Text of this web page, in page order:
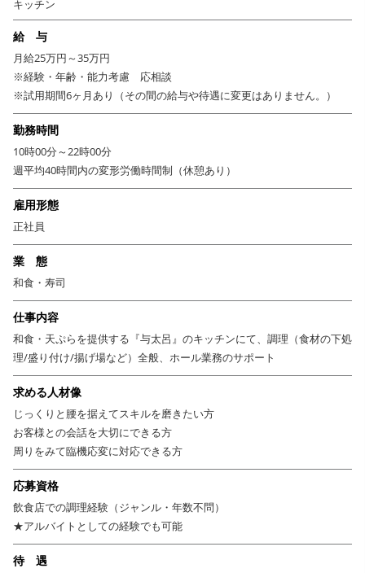
アを重ねれば、副料理長や料理長として店舗運営に携わる道も開けていま
す。
老舗でありながら、若手の育成にも注力。個性に合わせて一
歩ずつ成長できる。
2024年に神姫フードサービスの子会社となり、経営基盤がさらに強化され
ました。老舗と聞くと“見て覚える”文化を想像されるかもしれませんが、
弊社では時代に合わせた育成スタイルを導入。一人ひとりの個性や成長ス
ピードに合わせて丁寧にサポートします。アルバイト経験しかない方や、
社会人デビューの方も大歓迎。社会人マナーからしっかりレクチャーし、
自信を持ってスタートできる環境を整えています。
キッチン
給 与
月給25万円～35万円
※経験・年齢・能力考慮 応相談
※試用期間6ヶ月あり（その間の給与や待遇に変更はありません。）
勤務時間
10時00分～22時00分
週平均40時間内の変形労働時間制（休憩あり）
雇用形態
正社員
業 態
和食・寿司
仕事内容
和食・天ぷらを提供する『与太呂』のキッチンにて、調理（食材の下処
理/盛り付け/揚げ場など）全般、ホール業務のサポート
求める人材像
じっくりと腰を据えてスキルを磨きたい方
お客様との会話を大切にできる方
周りをみて臨機応変に対応できる方
応募資格
飲食店での調理経験（ジャンル・年数不問）
★アルバイトとしての経験でも可能
待 遇